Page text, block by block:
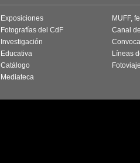
Exposiciones
Fotografías del CdF
Investigación
Educativa
Catálogo
Mediateca
MUFF,
Canal
Líneas